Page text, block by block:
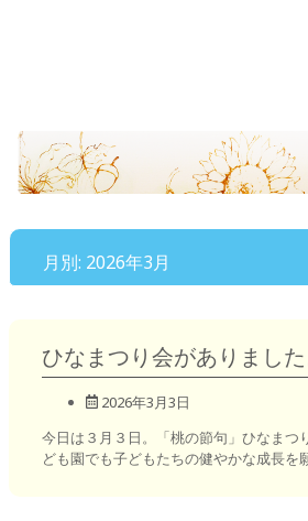
月別: 2026年3月
ひなまつり会がありました
2026年3月3日
今日は３月３日。「桃の節句」ひなまつ
ども園でも子どもたちの健やかな成長を